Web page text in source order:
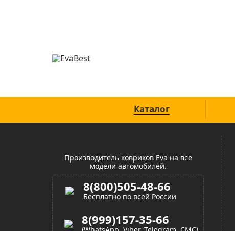
Каталог
Производитель ковриков Eva на все
модели автомобилей.
8(800)505-48-66
Бесплатно по всей России
8(999)157-35-66